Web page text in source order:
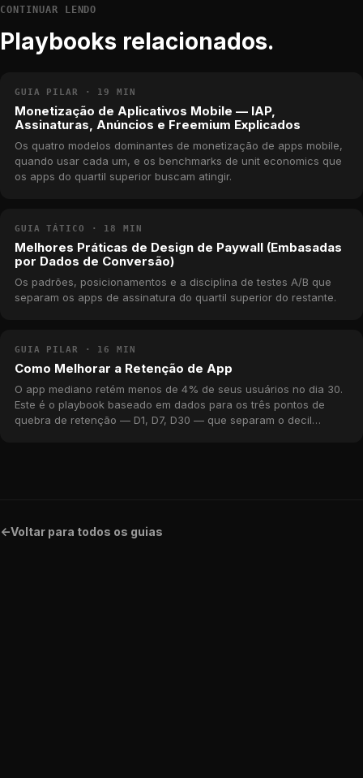
CONTINUAR LENDO
Playbooks relacionados.
GUIA PILAR · 19 MIN
Monetização de Aplicativos Mobile — IAP,
Assinaturas, Anúncios e Freemium Explicados
Os quatro modelos dominantes de monetização de apps mobile,
quando usar cada um, e os benchmarks de unit economics que
os apps do quartil superior buscam atingir.
GUIA TÁTICO · 18 MIN
Melhores Práticas de Design de Paywall (Embasadas
por Dados de Conversão)
Os padrões, posicionamentos e a disciplina de testes A/B que
separam os apps de assinatura do quartil superior do restante.
GUIA PILAR · 16 MIN
Como Melhorar a Retenção de App
O app mediano retém menos de 4% de seus usuários no dia 30.
Este é o playbook baseado em dados para os três pontos de
quebra de retenção — D1, D7, D30 — que separam o decil
<-Voltar para todos os guias